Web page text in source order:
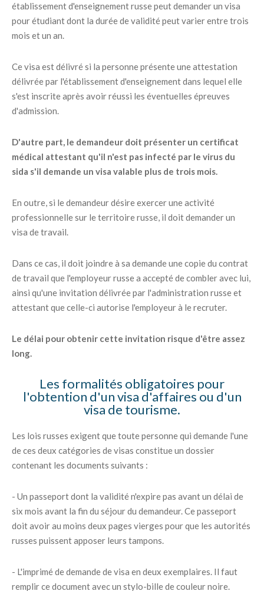
établissement d'enseignement russe peut demander un visa
pour étudiant dont la durée de validité peut varier entre trois
mois et un an.
Ce visa est délivré si la personne présente une attestation
délivrée par l'établissement d'enseignement dans lequel elle
s'est inscrite après avoir réussi les éventuelles épreuves
d'admission.
D'autre part, le demandeur doit présenter un certificat
médical attestant qu'il n'est pas infecté par le virus du
sida s'il demande un visa valable plus de trois mois.
En outre, si le demandeur désire exercer une activité
professionnelle sur le territoire russe, il doit demander un
visa de travail.
Dans ce cas, il doit joindre à sa demande une copie du contrat
de travail que l'employeur russe a accepté de combler avec lui,
ainsi qu'une invitation délivrée par l'administration russe et
attestant que celle-ci autorise l'employeur à le recruter.
Le délai pour obtenir cette invitation risque d'être assez
long.
Les formalités obligatoires pour
l'obtention d'un visa d'affaires ou d'un
visa de tourisme.
Les lois russes exigent que toute personne qui demande l'une
de ces deux catégories de visas constitue un dossier
contenant les documents suivants :
- Un passeport dont la validité n'expire pas avant un délai de
six mois avant la fin du séjour du demandeur. Ce passeport
doit avoir au moins deux pages vierges pour que les autorités
russes puissent apposer leurs tampons.
- L'imprimé de demande de visa en deux exemplaires. Il faut
remplir ce document avec un stylo-bille de couleur noire.